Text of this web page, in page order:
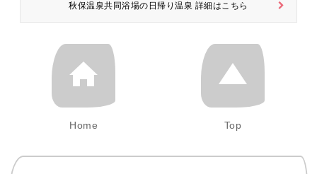
秋保温泉共同浴場の日帰り温泉 詳細はこちら
Home Top